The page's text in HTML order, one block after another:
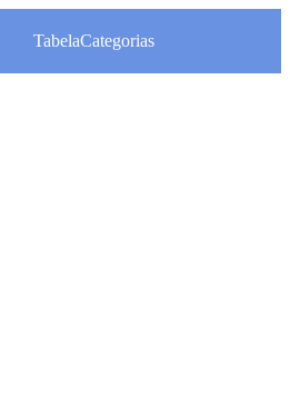
TabelaCategorias